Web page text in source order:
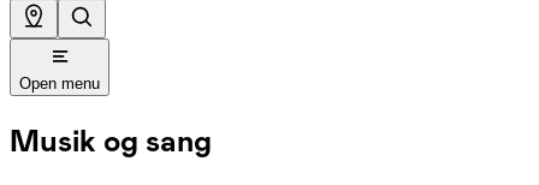
Open menu
Musik og sang